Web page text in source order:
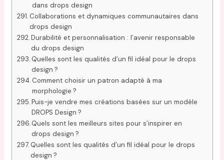
dans drops design
Collaborations et dynamiques communautaires dans
drops design
Durabilité et personnalisation : l’avenir responsable
du drops design
Quelles sont les qualités d’un fil idéal pour le drops
design ?
Comment choisir un patron adapté à ma
morphologie ?
Puis-je vendre mes créations basées sur un modèle
DROPS Design ?
Quels sont les meilleurs sites pour s’inspirer en
drops design ?
Quelles sont les qualités d’un fil idéal pour le drops
design ?